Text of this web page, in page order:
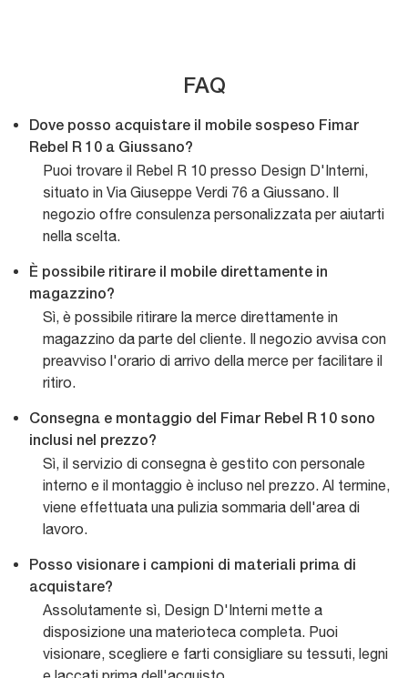
FAQ
Dove posso acquistare il mobile sospeso Fimar
Rebel R 10 a Giussano?
Puoi trovare il Rebel R 10 presso Design D'Interni,
situato in Via Giuseppe Verdi 76 a Giussano. Il
negozio offre consulenza personalizzata per aiutarti
nella scelta.
È possibile ritirare il mobile direttamente in
magazzino?
Sì, è possibile ritirare la merce direttamente in
magazzino da parte del cliente. Il negozio avvisa con
preavviso l'orario di arrivo della merce per facilitare il
ritiro.
Consegna e montaggio del Fimar Rebel R 10 sono
inclusi nel prezzo?
Sì, il servizio di consegna è gestito con personale
interno e il montaggio è incluso nel prezzo. Al termine,
viene effettuata una pulizia sommaria dell'area di
lavoro.
Posso visionare i campioni di materiali prima di
acquistare?
Assolutamente sì, Design D'Interni mette a
disposizione una materioteca completa. Puoi
visionare, scegliere e farti consigliare su tessuti, legni